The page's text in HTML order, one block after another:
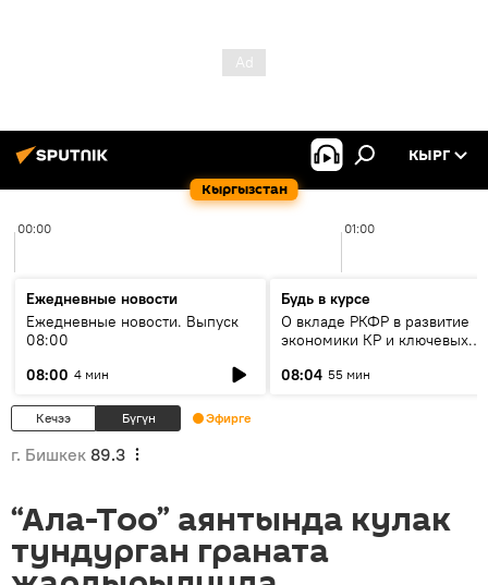
Кыргызстан
КЫРГ
00:00 01:00
Ежедневные новости
Ежедневные новости. Выпуск
08:00
08:00 4 мин
Будь в курсе
О вкладе РКФР в развитие
экономики КР и ключевых
08:04 55 мин
Кечээ Бүгүн Эфирге
г. Бишкек 89.3
“Ала-Тоо” аянтында кулак
тундурган граната